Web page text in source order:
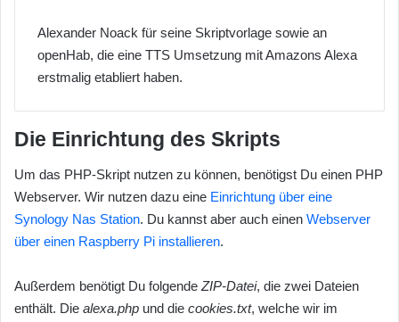
Alexander Noack für seine Skriptvorlage sowie an
openHab, die eine TTS Umsetzung mit Amazons Alexa
erstmalig etabliert haben.
Die Einrichtung des Skripts
Um das PHP-Skript nutzen zu können, benötigst Du einen PHP
Webserver. Wir nutzen dazu eine Einrichtung über eine
Synology Nas Station. Du kannst aber auch einen Webserver
über einen Raspberry Pi installieren.
Außerdem benötigt Du folgende ZIP-Datei, die zwei Dateien
enthält. Die alexa.php und die cookies.txt, welche wir im